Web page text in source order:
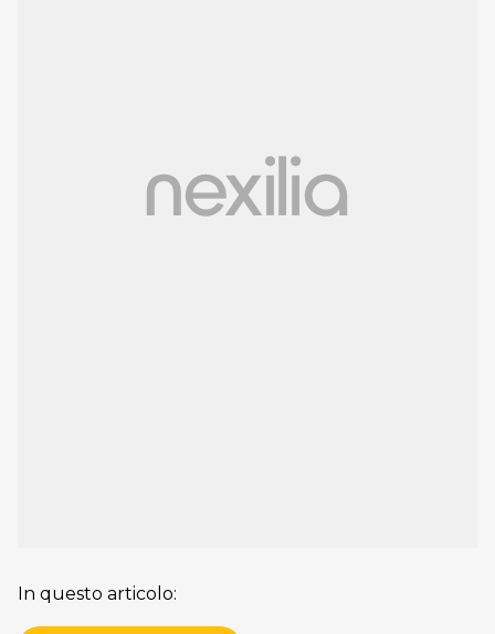
In questo articolo: